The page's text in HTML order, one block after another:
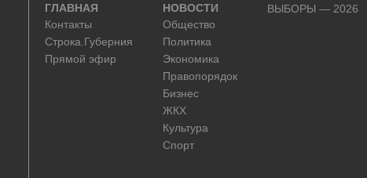
ГЛАВНАЯ
Контакты
Строка.Губерния
Прямой эфир
НОВОСТИ
Общество
Политика
Экономика
Правопорядок
Бизнес
ЖКХ
Культура
Спорт
ВЫБОРЫ — 2026